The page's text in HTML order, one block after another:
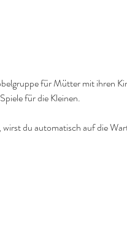
für Mütter mit ihren
für die Kleinen.
du automatisch auf die